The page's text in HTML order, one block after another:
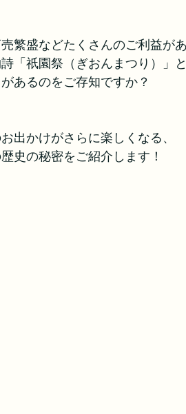
繁盛などたくさんのご利益が
「祇園祭（ぎおんまつり）」と
あるのをご存知ですか？
出かけがさらに楽しくなる、
史の秘密をご紹介します！